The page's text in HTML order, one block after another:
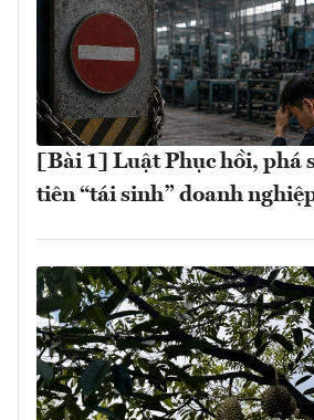
[Bài 1] Luật Phục hồi, phá
tiên “tái sinh” doanh